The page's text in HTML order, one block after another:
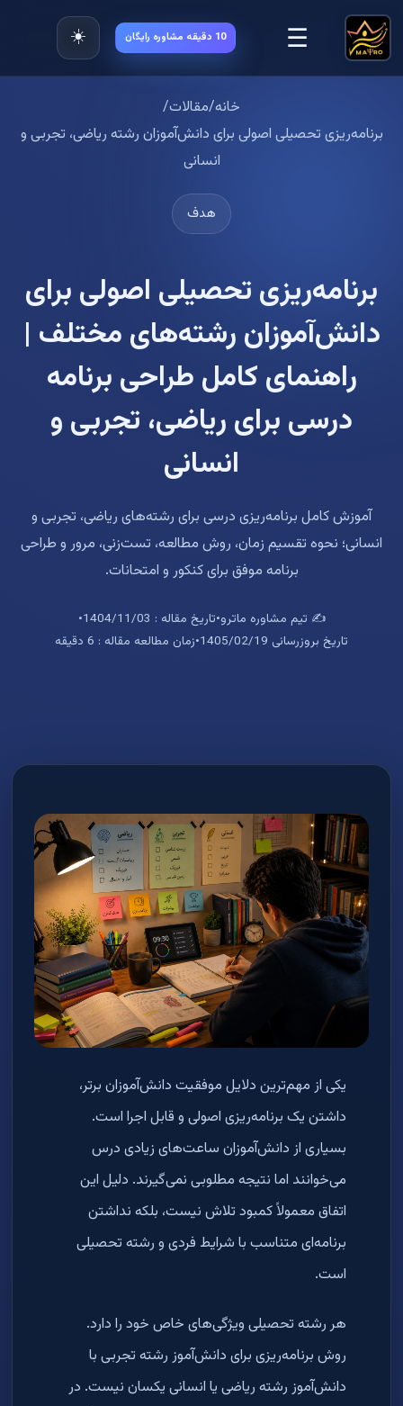
☰
☀️ 10 دقیقه مشاوره رایگان
خانه/مقالات/
برنامه‌ریزی تحصیلی اصولی برای دانش‌آموزان رشته ریاضی، تجربی و
انسانی
هدف
برنامه‌ریزی تحصیلی اصولی برای
دانش‌آموزان رشته‌های مختلف |
راهنمای کامل طراحی برنامه
درسی برای ریاضی، تجربی و
انسانی
آموزش کامل برنامه‌ریزی درسی برای رشته‌های ریاضی، تجربی و
انسانی؛ نحوه تقسیم زمان، روش مطالعه، تست‌زنی، مرور و طراحی
برنامه موفق برای کنکور و امتحانات.
✍️ تیم مشاوره ماترو•تاریخ مقاله : 1404/11/03
•
تاریخ بروزرسانی 1405/02/19
•زمان مطالعه مقاله : 6 دقیقه
یکی از مهم‌ترین دلایل موفقیت دانش‌آموزان برتر،
داشتن یک برنامه‌ریزی اصولی و قابل اجرا است.
بسیاری از دانش‌آموزان ساعت‌های زیادی درس
می‌خوانند اما نتیجه مطلوبی نمی‌گیرند. دلیل این
اتفاق معمولاً کمبود تلاش نیست، بلکه نداشتن
برنامه‌ای متناسب با شرایط فردی و رشته تحصیلی
است.
هر رشته تحصیلی ویژگی‌های خاص خود را دارد.
روش برنامه‌ریزی برای دانش‌آموز رشته تجربی با
دانش‌آموز رشته ریاضی یا انسانی یکسان نیست. در